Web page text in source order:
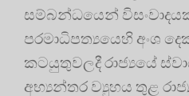
සම්බන්ධයෙන්
පරමාධිපත්‍යයෙහි අංශ
කටයුතුවලදී රාජ්‍යයේ
අභ්‍යන්තර ව්‍යුහය තුළ